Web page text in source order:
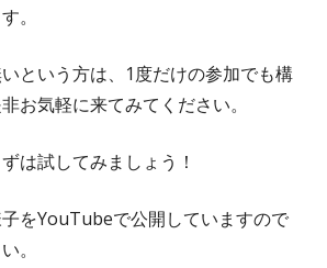
。
という方は、1度だけの参加でも構
お気軽に来てみてください。
は試してみましょう！
をYouTubeで公開していますので
。